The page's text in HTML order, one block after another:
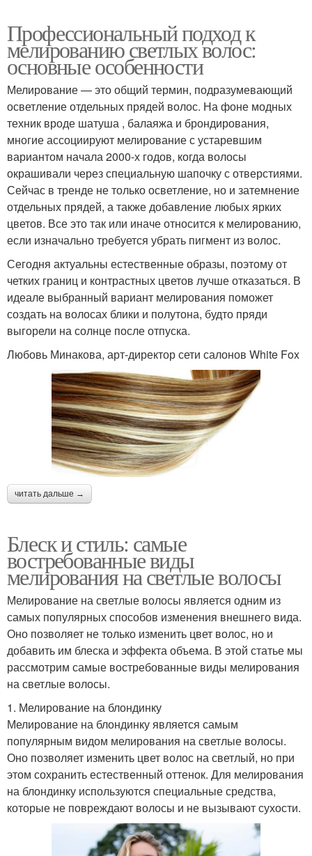
Профессиональный подход к
мелированию светлых волос:
основные особенности
Мелирование — это общий термин, подразумевающий
осветление отдельных прядей волос. На фоне модных
техник вроде шатуша , балаяжа и брондирования,
многие ассоциируют мелирование с устаревшим
вариантом начала 2000-х годов, когда волосы
окрашивали через специальную шапочку с отверстиями.
Сейчас в тренде не только осветление, но и затемнение
отдельных прядей, а также добавление любых ярких
цветов. Все это так или иначе относится к мелированию,
если изначально требуется убрать пигмент из волос.
Сегодня актуальны естественные образы, поэтому от
четких границ и контрастных цветов лучше отказаться. В
идеале выбранный вариант мелирования поможет
создать на волосах блики и полутона, будто пряди
выгорели на солнце после отпуска.
Любовь Минакова, арт-директор сети салонов White Fox
читать дальше →
Блеск и стиль: самые
востребованные виды
мелирования на светлые волосы
Мелирование на светлые волосы является одним из
самых популярных способов изменения внешнего вида.
Оно позволяет не только изменить цвет волос, но и
добавить им блеска и эффекта объема. В этой статье мы
рассмотрим самые востребованные виды мелирования
на светлые волосы.
1. Мелирование на блондинку
Мелирование на блондинку является самым
популярным видом мелирования на светлые волосы.
Оно позволяет изменить цвет волос на светлый, но при
этом сохранить естественный оттенок. Для мелирования
на блондинку используются специальные средства,
которые не повреждают волосы и не вызывают сухости.